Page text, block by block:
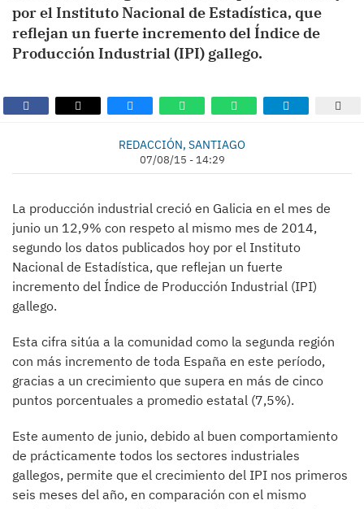
por el Instituto Nacional de Estadística, que
reflejan un fuerte incremento del Índice de
Producción Industrial (IPI) gallego.
REDACCIÓN, SANTIAGO
07/08/15 - 14:29
La producción industrial creció en Galicia en el mes de
junio un 12,9% con respeto al mismo mes de 2014,
segundo los datos publicados hoy por el Instituto
Nacional de Estadística, que reflejan un fuerte
incremento del Índice de Producción Industrial (IPI)
gallego.
Esta cifra sitúa a la comunidad como la segunda región
con más incremento de toda España en este período,
gracias a un crecimiento que supera en más de cinco
puntos porcentuales a promedio estatal (7,5%).
Este aumento de junio, debido al buen comportamiento
de prácticamente todos los sectores industriales
gallegos, permite que el crecimiento del IPI nos primeros
seis meses del año, en comparación con el mismo